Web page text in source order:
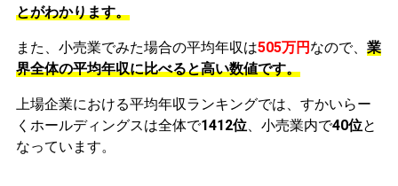
とがわかります。
また、小売業でみた場合の平均年収は505万円 なので、 業
界全体の平均年収に比べると高い数値です。
上場企業における平均年収ランキングでは、すかいらー
くホールディングスは全体で1412位、小売業内で40位と
なっています。